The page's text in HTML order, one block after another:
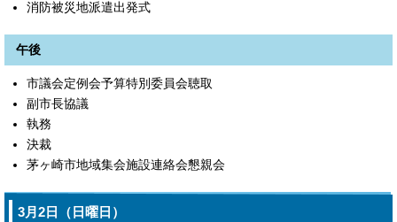
消防被災地派遣出発式
午後
市議会定例会予算特別委員会聴取
副市長協議
執務
決裁
茅ヶ崎市地域集会施設連絡会懇親会
3月2日（日曜日）